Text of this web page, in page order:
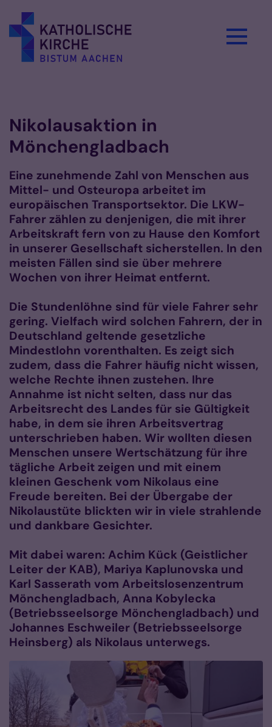
Nikolausaktion in
Mönchengladbach
Eine zunehmende Zahl von Menschen aus
Mittel- und Osteuropa arbeitet im
europäischen Transportsektor. Die LKW-
Fahrer zählen zu denjenigen, die mit ihrer
Arbeitskraft fern von zu Hause den Komfort
in unserer Gesellschaft sicherstellen. In den
meisten Fällen sind sie über mehrere
Wochen von ihrer Heimat entfernt.
Die Stundenlöhne sind für viele Fahrer sehr
gering. Vielfach wird solchen Fahrern, der in
Deutschland geltende gesetzliche
Mindestlohn vorenthalten. Es zeigt sich
zudem, dass die Fahrer häufig nicht wissen,
welche Rechte ihnen zustehen. Ihre
Annahme ist nicht selten, dass nur das
Arbeitsrecht des Landes für sie Gültigkeit
habe, in dem sie ihren Arbeitsvertrag
unterschrieben haben. Wir wollten diesen
Menschen unsere Wertschätzung für ihre
tägliche Arbeit zeigen und mit einem
kleinen Geschenk vom Nikolaus eine
Freude bereiten. Bei der Übergabe der
Nikolaustüte blickten wir in viele strahlende
und dankbare Gesichter.
Mit dabei waren: Achim Kück (Geistlicher
Leiter der KAB), Mariya Kaplunovska und
Karl Sasserath vom Arbeitslosenzentrum
Mönchengladbach, Anna Kobylecka
(Betriebsseelsorge Mönchengladbach) und
Johannes Eschweiler (Betriebsseelsorge
Heinsberg) als Nikolaus unterwegs.